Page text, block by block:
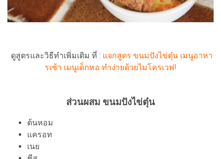
ดูสูตรและวิธีทำเพิ่มเติม ที่ : แจกสูตร ขนมปังไข่ตุ๋น เมนูอาหา
รเช้า เมนูเด็กหอ ทำง่ายด้วยไมโครเวฟ!
ส่วนผสม ขนมปังไข่ตุ๋น
ต้นหอม
แครอท
เนย